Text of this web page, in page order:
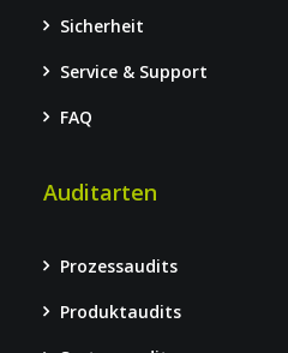
Sicherheit
Service & Support
FAQ
Auditarten
Prozessaudits
Produktaudits